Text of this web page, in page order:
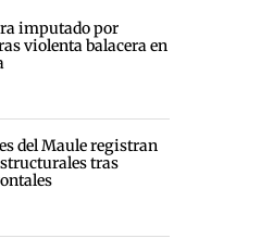
imputado por
violenta balacera en
del Maule registran
tras